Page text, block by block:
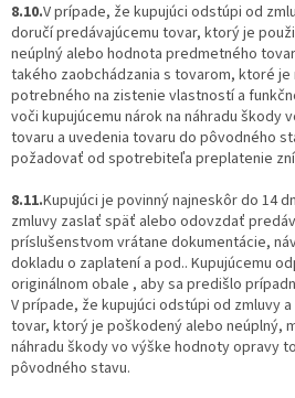
8.10.V prípade, že kupujúci odstúpi od
doručí predávajúcemu tovar, ktorý je
neúplný alebo hodnota predmetného
takého zaobchádzania s tovarom, ktoré je
potrebného na zistenie vlastností a
voči kupujúcemu nárok na náhradu škody
tovaru a uvedenia tovaru do pôvodného
požadovať od spotrebiteľa preplatenie
8.11.Kupujúci je povinný najneskôr do 14
zmluvy zaslať späť alebo odovzdať
príslušenstvom vrátane dokumentácie,
dokladu o zaplatení a pod.. Kupujúcemu
originálnom obale , aby sa predišlo
V prípade, že kupujúci odstúpi od zmluvy
tovar, ktorý je poškodený alebo neúplný,
náhradu škody vo výške hodnoty opravy
pôvodného stavu.